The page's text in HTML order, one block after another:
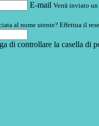
E-mail Verrà inviato
al nome utente? Effettua il
di controllare la casella di